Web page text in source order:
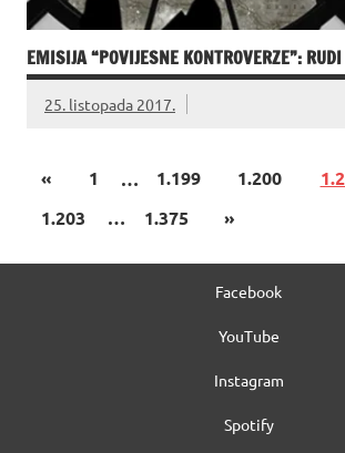
EMISIJA “POVIJESNE KONTROVERZE”:
25. listopada 2017.
« 1 … 1.199 1.200
1.203
… 1.375 »
Facebook
YouTube
Instagram
Spotify